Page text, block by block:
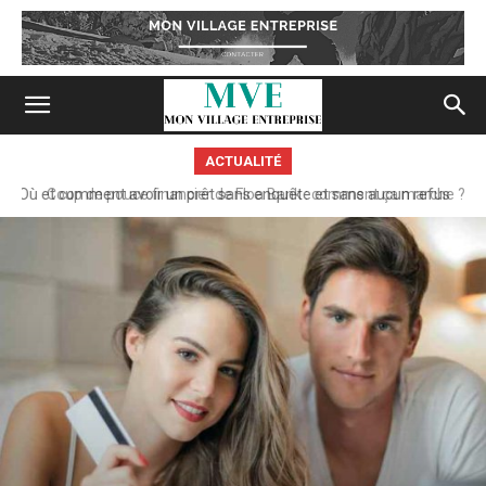
ACTUALITÉ
Coup de pouce financier de Floa Bank : comment ça marche ?